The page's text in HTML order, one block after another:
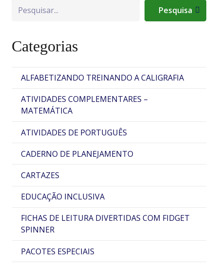
Pesquisa Pesquisa
Categorias
ALFABETIZANDO TREINANDO A CALIGRAFIA
ATIVIDADES COMPLEMENTARES –
MATEMÁTICA
ATIVIDADES DE PORTUGUÊS
CADERNO DE PLANEJAMENTO
CARTAZES
EDUCAÇÃO INCLUSIVA
FICHAS DE LEITURA DIVERTIDAS COM FIDGET
SPINNER
PACOTES ESPECIAIS